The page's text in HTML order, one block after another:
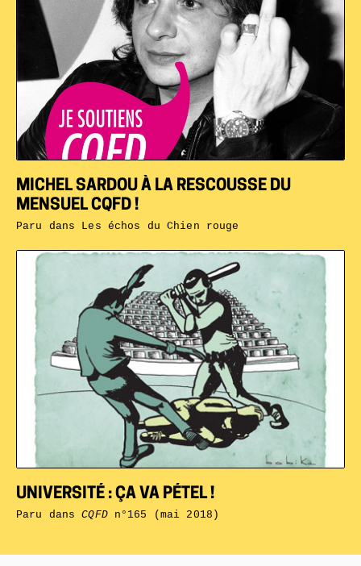
UNIVERSITÉ : ÇA VA PÉTEL !
Paru dansCQFDn°165 (mai 2018)
MICHEL SARDOU À LA RESCOUSSE DU
MENSUEL CQFD !
Paru dans Les échos du Chien rouge